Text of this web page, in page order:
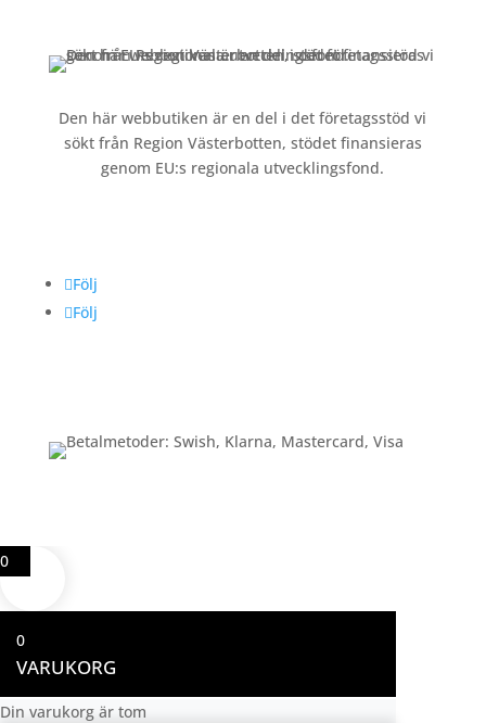
Den här webbutiken är en del i det företagsstöd vi
sökt från Region Västerbotten, stödet finansieras
genom EU:s regionala utvecklingsfond.
Följ
Följ
0
0
VARUKORG
Din varukorg är tom